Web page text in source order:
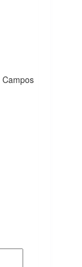
Campos